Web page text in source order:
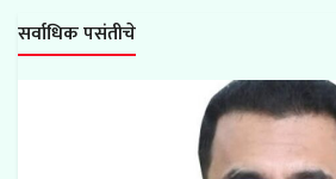
सर्वाधिक पसंतीचे